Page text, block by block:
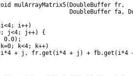
mulArrayMatrix5(DoubleBuffer fr,
DoubleBuffer fa,
i++)
j<4; j++) {
0.0);
k<4; k++)
+ j, fr.get(i*4 + j) + fb.get(i*4